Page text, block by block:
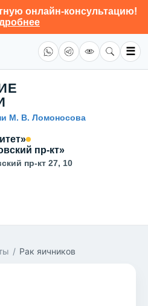
онлайн-консультацию!
☰
М. В. Ломоносова
пр-кт»
пр-кт 27, 10
/ Рак яичников